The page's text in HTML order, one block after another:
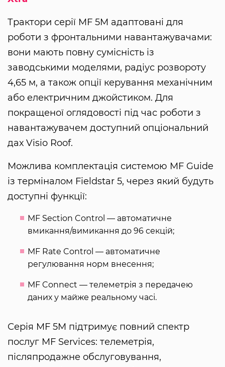
Трактори серії MF 5M адаптовані для
роботи з фронтальними навантажувачами:
вони мають повну сумісність із
заводськими моделями, радіус розвороту
4,65 м, а також опції керування механічним
або електричним джойстиком. Для
покращеної оглядовості під час роботи з
навантажувачем доступний опціональний
дах Visio Roof.
Можлива комплектація системою MF Guide
із терміналом Fieldstar 5, через який будуть
доступні функції:
MF Section Control — автоматичне
вмикання/вимикання до 96 секцій;
MF Rate Control — автоматичне
регулювання норм внесення;
MF Connect — телеметрія з передачею
даних у майже реальному часі.
Серія MF 5M підтримує повний спектр
послуг MF Services: телеметрія,
післяпродажне обслуговування,